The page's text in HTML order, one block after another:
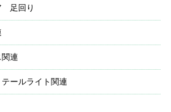
足回り
連
ールライト関連